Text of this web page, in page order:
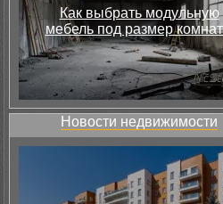
Как выбрать модульную
мебель под размер
Новости недвижимости